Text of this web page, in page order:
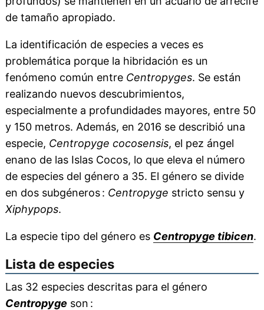
de tamaño apropiado.
La identificación de especies a veces es
problemática porque la hibridación es un
fenómeno común entre Centropyges. Se están
realizando nuevos descubrimientos,
especialmente a profundidades mayores, entre 50
y 150 metros. Además, en 2016 se describió una
especie, Centropyge cocosensis, el pez ángel
enano de las Islas Cocos, lo que eleva el número
de especies del género a 35. El género se divide
en dos subgéneros : Centropyge stricto sensu y
Xiphypops.
La especie tipo del género es Centropyge tibicen.
Lista de especies
Las 32 especies descritas para el género
Centropyge son :